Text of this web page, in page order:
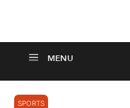
SPORTS